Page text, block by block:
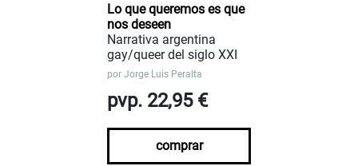
Lo que queremos es que
nos deseen
Narrativa argentina
gay/queer del siglo XXI
por Jorge Luis Peralta
pvp. 22,95 €
comprar